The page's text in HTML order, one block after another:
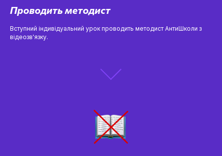
Проводить методист
Вступний індивідуальний урок проводить методист АнтиШколи з
відеозв'язку.